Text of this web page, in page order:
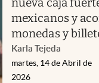
mexicanos y
monedas y
Karla Tejeda
martes, 14 de Abril de
2026